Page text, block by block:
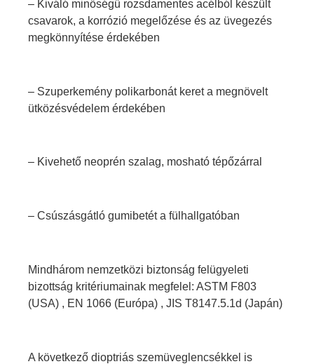
– Kiváló minőségű rozsdamentes acélból készült
csavarok, a korrózió megelőzése és az üvegezés
megkönnyítése érdekében
– Szuperkemény polikarbonát keret a megnövelt
ütközésvédelem érdekében
– Kivehető neoprén szalag, mosható tépőzárral
– Csúszásgátló gumibetét a fülhallgatóban
Mindhárom nemzetközi biztonság felügyeleti
bizottság kritériumainak megfelel: ASTM F803
(USA) , EN 1066 (Európa) , JIS T8147.5.1d (Japán)
A következő dioptriás szemüveglencsékkel is